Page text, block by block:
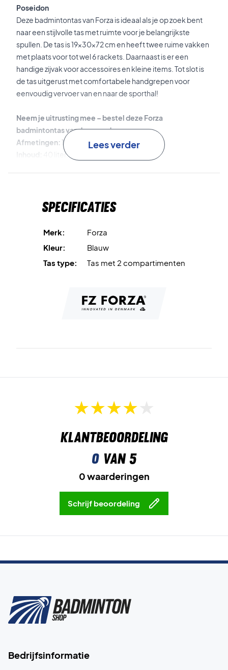
Poseidon
Deze badmintontas van Forza is ideaal als je op zoek bent
naar een stijlvolle tas met ruimte voor je belangrijkste
spullen. De tas is 19x30x72 cm en heeft twee ruime vakken
met plaats voor tot wel 6 rackets. Daarnaast is er een
handige zijvak voor accessoires en kleine items. Tot slot is
de tas uitgerust met comfortabele handgrepen voor
eenvoudig vervoer van en naar de sporthal!
Neem je uitrusting mee – bestel deze Forza
badmintontas vandaag nog!
Afmetingen: 19x30x72 cm.
40 liter.
Lees verder
Specificaties
Merk:
Forza
Kleur:
Blauw
Tas type:
Tas met 2 compartimenten
Klantbeoordeling
0van 5
0 waarderingen
Schrijf beoordeling
Bedrijfsinformatie